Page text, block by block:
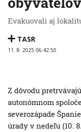
Evakuovali aj
TASR
11. 8. 2025 06:42:50
Z dôvodu
autonómnom
severozápade
úrady v nedeľu (10.